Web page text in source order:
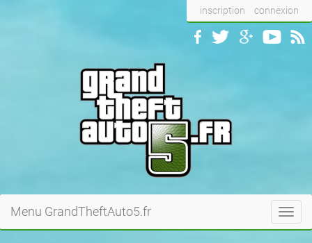
inscription connexion
Menu GrandTheftAuto5.fr